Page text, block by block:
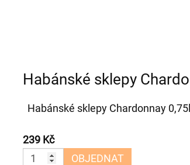
Habánské sklepy
Habánské sklepy Chardonnay 0,75l
239 Kč
OBJEDNAT